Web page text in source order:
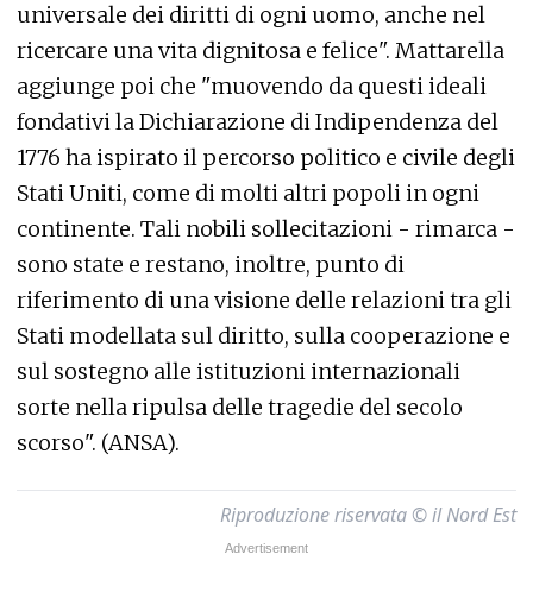
universale dei diritti di ogni uomo, anche nel
ricercare una vita dignitosa e felice". Mattarella
aggiunge poi che "muovendo da questi ideali
fondativi la Dichiarazione di Indipendenza del
1776 ha ispirato il percorso politico e civile degli
Stati Uniti, come di molti altri popoli in ogni
continente. Tali nobili sollecitazioni - rimarca -
sono state e restano, inoltre, punto di
riferimento di una visione delle relazioni tra gli
Stati modellata sul diritto, sulla cooperazione e
sul sostegno alle istituzioni internazionali
sorte nella ripulsa delle tragedie del secolo
scorso". (ANSA).
Riproduzione riservata © il Nord Est